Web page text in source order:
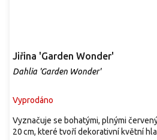
Jiřina 'Garden Wonder'
Dahlia 'Garden Wonder'
Vyprodáno
Vyznačuje se bohatými, plnými
20 cm, které tvoří dekorativní květní